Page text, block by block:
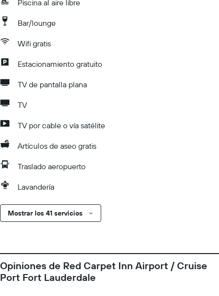
Piscina al aire libre
Bar/lounge
Wifi gratis
Estacionamiento gratuito
TV de pantalla plana
TV
TV por cable o vía satélite
Artículos de aseo gratis
Traslado aeropuerto
Lavandería
Mostrar los 41 servicios
Opiniones de Red Carpet Inn Airport / Cruise
Port Fort Lauderdale